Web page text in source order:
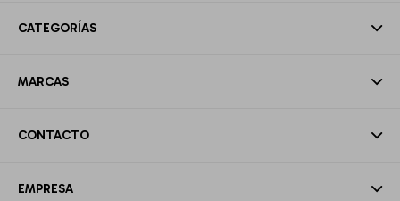
CATEGORÍAS
MARCAS
CONTACTO
EMPRESA